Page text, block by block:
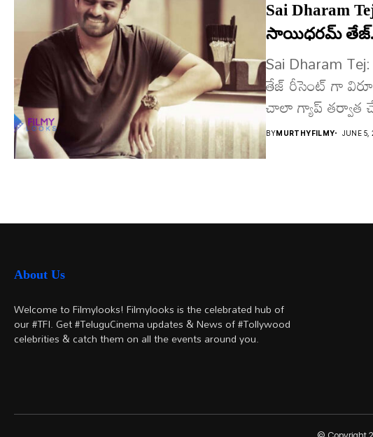
Sai Dharam
సాయిధ‌ర‌మ్ తేజ్..
Sai Dharam
తేజ్ రీసెంట్ గా
చాలా గ్యాప్ త‌ర్వాత
BYMURTHYFILMY JUNE 5,
About Us
Welcome to Filmylooks! Filmylooks is the celebrated hub of
our #TFI. Get #TeluguCinema updates & News of #Tollywood
celebrities & catch them on all the events around you.